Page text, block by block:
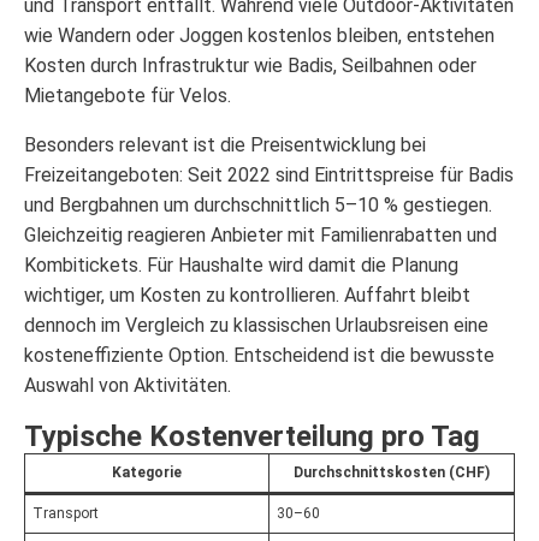
und Transport entfällt. Während viele Outdoor-Aktivitäten
wie Wandern oder Joggen kostenlos bleiben, entstehen
Kosten durch Infrastruktur wie Badis, Seilbahnen oder
Mietangebote für Velos.
Besonders relevant ist die Preisentwicklung bei
Freizeitangeboten: Seit 2022 sind Eintrittspreise für Badis
und Bergbahnen um durchschnittlich 5–10 % gestiegen.
Gleichzeitig reagieren Anbieter mit Familienrabatten und
Kombitickets. Für Haushalte wird damit die Planung
wichtiger, um Kosten zu kontrollieren. Auffahrt bleibt
dennoch im Vergleich zu klassischen Urlaubsreisen eine
kosteneffiziente Option. Entscheidend ist die bewusste
Auswahl von Aktivitäten.
Typische Kostenverteilung pro Tag
Kategorie Durchschnittskosten (CHF)
Transport 30–60